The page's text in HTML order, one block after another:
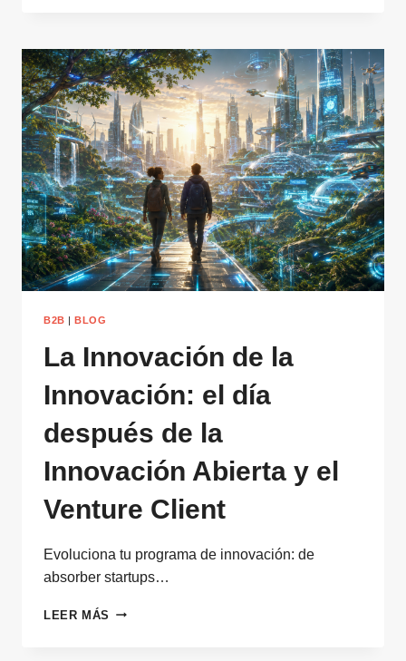
PARA
RESOLVER
RETOS
SOCIALES
EN
COMUNIDADES
VULNERABLES
B2B |BLOG
La Innovación de la
Innovación: el día
después de la
Innovación Abierta y el
Venture Client
Evoluciona tu programa de innovación: de
absorber startups…
LEER MÁS LA